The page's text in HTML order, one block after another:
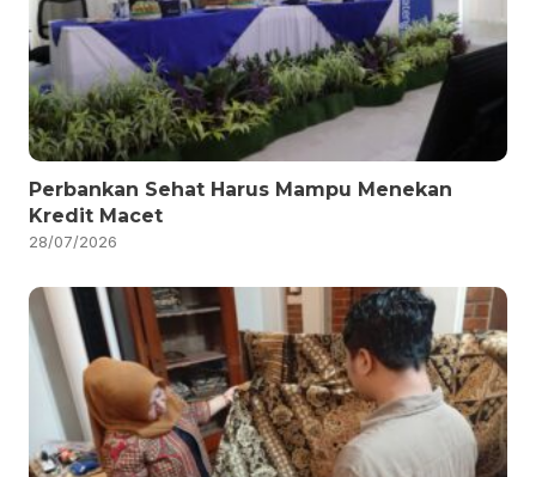
Perbankan Sehat Harus Mampu Menekan
Kredit Macet
28/07/2026